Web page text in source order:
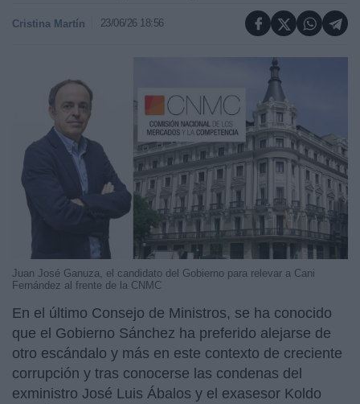
Cristina Martín 23/06/26 18:56
Juan José Ganuza, el candidato del Gobierno para relevar a Cani
Fernández al frente de la CNMC
En el último Consejo de Ministros, se ha conocido
que el Gobierno Sánchez ha preferido alejarse de
otro escándalo y más en este contexto de creciente
corrupción y tras conocerse las condenas del
exministro José Luis Ábalos y el exasesor Koldo